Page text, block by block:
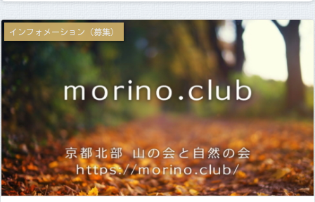
インフォメーション（募集）